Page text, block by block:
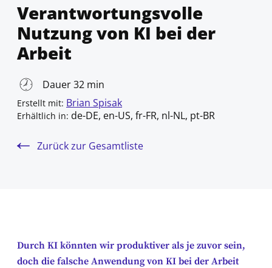
Verantwortungsvolle
Nutzung von KI bei der
Arbeit
Dauer 32 min
Erstellt mit: Brian Spisak
Erhältlich in: de-DE, en-US, fr-FR, nl-NL, pt-BR
Zurück zur Gesamtliste
Durch KI könnten wir produktiver als je zuvor sein,
doch die falsche Anwendung von KI bei der Arbeit